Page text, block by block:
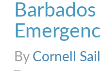
By Cornell